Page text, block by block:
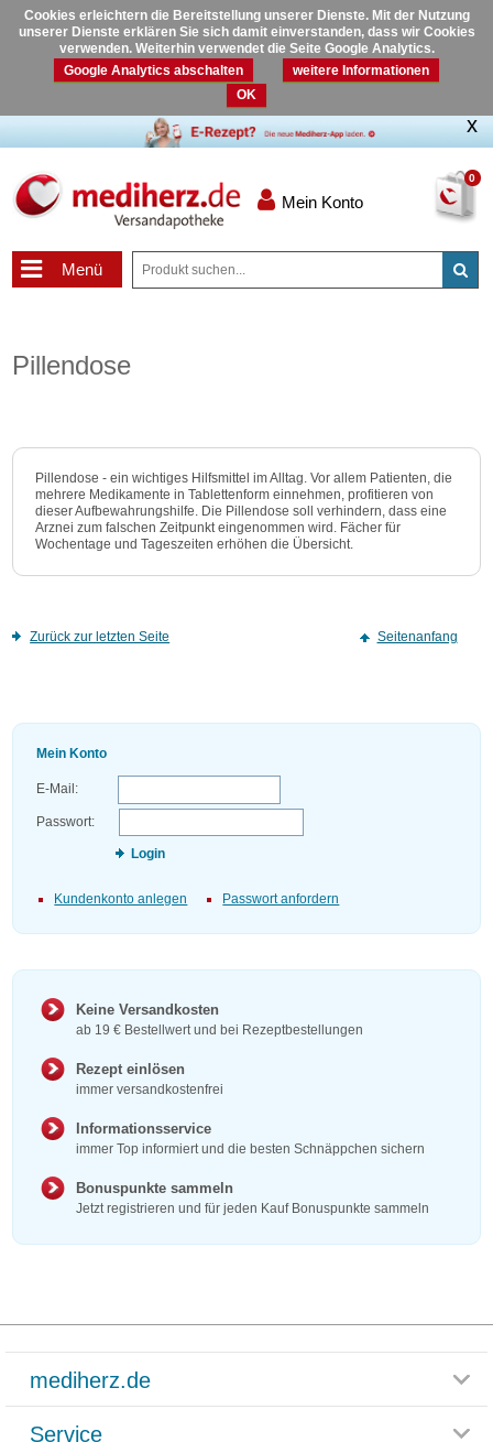
Cookies erleichtern die Bereitstellung unserer Dienste. Mit der Nutzung
unserer Dienste erklären Sie sich damit einverstanden, dass wir Cookies
verwenden. Weiterhin verwendet die Seite Google Analytics.
Google Analytics abschalten
weitere Informationen
OK
0
Mein Konto
Menü
Pillendose
Pillendose - ein wichtiges Hilfsmittel im Alltag. Vor allem Patienten, die
mehrere Medikamente in Tablettenform einnehmen, profitieren von
dieser Aufbewahrungshilfe. Die Pillendose soll verhindern, dass eine
Arznei zum falschen Zeitpunkt eingenommen wird. Fächer für
Wochentage und Tageszeiten erhöhen die Übersicht.
Zurück zur letzten Seite Seitenanfang
Mein Konto
E-Mail:
Passwort:
Login
Kundenkonto anlegen Passwort anfordern
Keine Versandkosten
ab 19 € Bestellwert und bei Rezeptbestellungen
Rezept einlösen
immer versandkostenfrei
Informationsservice
immer Top informiert und die besten Schnäppchen sichern
Bonuspunkte sammeln
Jetzt registrieren und für jeden Kauf Bonuspunkte sammeln
mediherz.de
Service